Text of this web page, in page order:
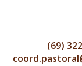
(69)